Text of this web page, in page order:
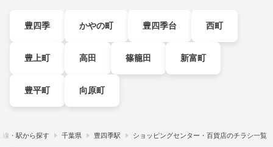
豊四季 かやの町 豊四季台 西町
豊上町 高田 篠籠田 新富町
豊平町 向原町
線・駅から探す 千葉県 豊四季駅 ショッピングセンター・百貨店のチラシ一覧